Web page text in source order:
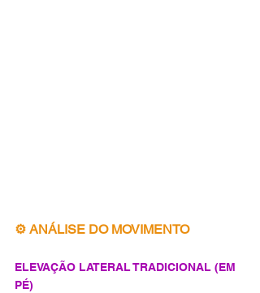
⚙️ ANÁLISE DO MOVIMENTO
ELEVAÇÃO LATERAL TRADICIONAL (EM
PÉ)